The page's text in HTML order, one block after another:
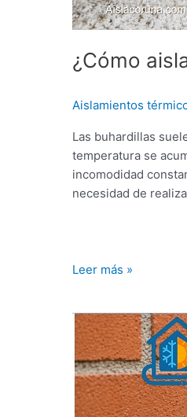
¿Cómo
Aislamientos
Las buhardillas
temperatura se
incomodidad
necesidad de
Leer más »
¿Qué
es
el
aislamiento
inteligente?